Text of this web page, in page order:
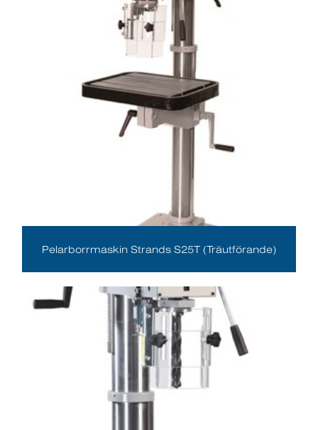
Pelarborrmaskin Strands S25T (Träutförande)